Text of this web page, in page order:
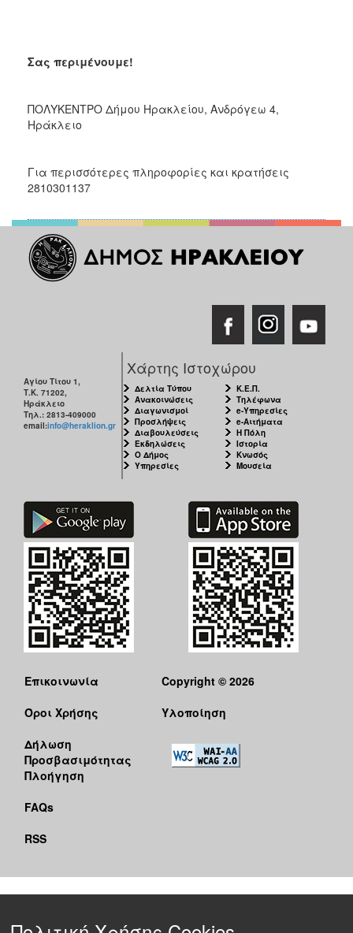
Σας περιμένουμε!
ΠΟΛΥΚΕΝΤΡΟ Δήμου Ηρακλείου, Ανδρόγεω 4,
Ηράκλειο
Για περισσότερες πληροφορίες και κρατήσεις
2810301137
Αγίου Τίτου 1,
Τ.Κ. 71202,
Ηράκλειο
Τηλ.: 2813-409000
email:info@heraklion.gr
Χάρτης Ιστοχώρου
Δελτία Τύπου
Ανακοινώσεις
Διαγωνισμοί
Προσλήψεις
Διαβουλεύσεις
Εκδηλώσεις
Ο Δήμος
Υπηρεσίες
Κ.Ε.Π.
Τηλέφωνα
e-Υπηρεσίες
e-Αιτήματα
Η Πόλη
Ιστορία
Κνωσός
Μουσεία
Επικοινωνία
Όροι Χρήσης
Δήλωση
Προσβασιμότητας
Πλοήγηση
FAQs
RSS
Copyright © 2026
Υλοποίηση